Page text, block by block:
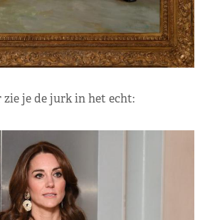
zie je de jurk in het echt: